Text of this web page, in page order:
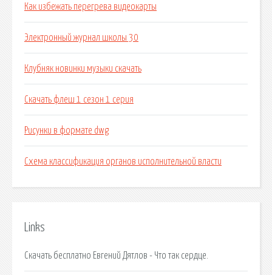
Как избежать перегрева видеокарты
Электронный журнал школы 30
Клубняк новинки музыки скачать
Скачать флеш 1 сезон 1 серия
Рисунки в формате dwg
Схема классификация органов исполнительной власти
Links
Скачать бесплатно Евгений Дятлов - Что так сердце.